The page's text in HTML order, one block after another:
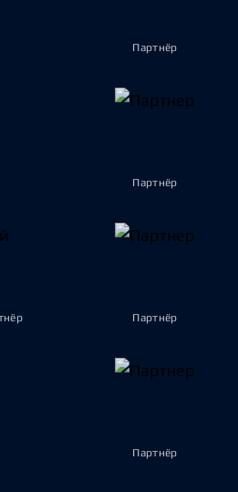
Партнёр
Партнёр
Партнёр
Партнёр